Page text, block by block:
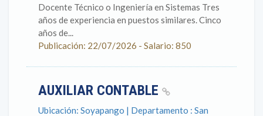
Docente Técnico o Ingeniería en Sistemas Tres
años de experiencia en puestos similares. Cinco
años de...
Publicación: 22/07/2026 - Salario: 850
AUXILIAR CONTABLE
Ubicación: Soyapango | Departamento : San